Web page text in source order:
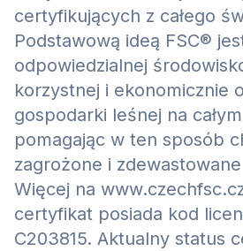
certyfikujących z całego
Podstawową ideą FSC®
odpowiedzialnej
korzystnej i ekonomicznie
gospodarki leśnej na
pomagając w ten sposób
zagrożone i
Więcej na
certyfikat posiada kod
C203815. Aktualny status